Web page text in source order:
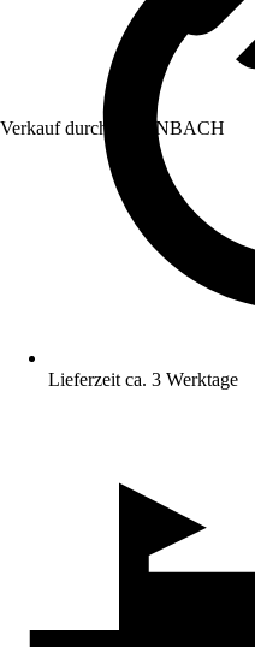
Verkauf durch: HORNBACH
Lieferzeit ca. 3 Werktage